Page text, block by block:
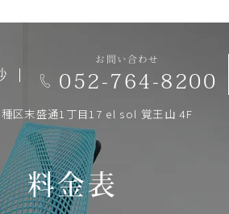
お問い合わせ
052-764-8200
区末盛通1丁目17 el sol 覚王山 4F
料金表